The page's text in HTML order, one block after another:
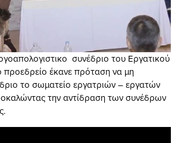
συνέδριο του Εργατικού
προεδρείο έκανε πρόταση να μη
το σωματείο εργατριών – εργατών
την αντίδραση των συνέδρων